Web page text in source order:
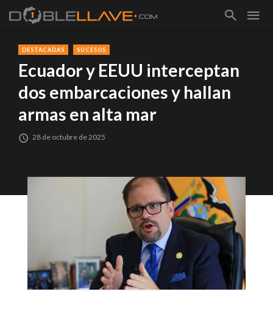
DESTACADAS SUCESOS
Ecuador y EEUU interceptan
dos embarcaciones y hallan
armas en alta mar
28 de octubre de 2025